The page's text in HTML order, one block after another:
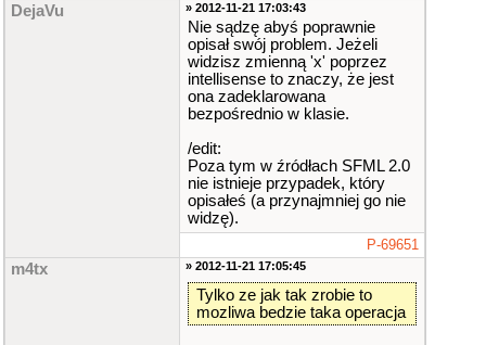
DejaVu » 2012-11-21 17:03:43
Nie sądzę abyś poprawnie
opisał swój problem. Jeżeli
widzisz zmienną 'x' poprzez
intellisense to znaczy, że jest
ona zadeklarowana
bezpośrednio w klasie.
/edit:
Poza tym w źródłach SFML 2.0
nie istnieje przypadek, który
opisałeś (a przynajmniej go nie
widzę).
P-69651
m4tx » 2012-11-21 17:05:45
Tylko ze jak tak zrobie to
mozliwa bedzie taka operacja